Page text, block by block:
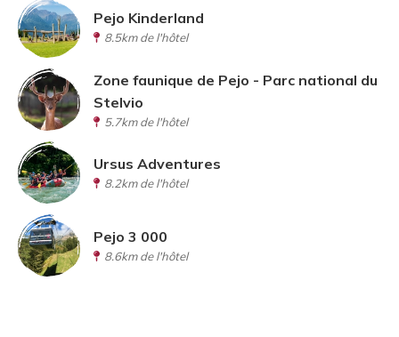
Pejo Kinderland
8.5km de l'hôtel
Zone faunique de Pejo - Parc national du
Stelvio
5.7km de l'hôtel
Ursus Adventures
8.2km de l'hôtel
Pejo 3 000
8.6km de l'hôtel